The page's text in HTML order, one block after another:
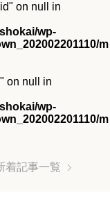
on null in
wp-
m
on null in
wp-
m
着記事一覧